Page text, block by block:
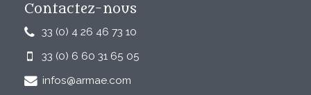
Contactez-nous
33 (0) 4 26 46 73 10
33 (0) 6 60 31 65 05
infos@armae.com